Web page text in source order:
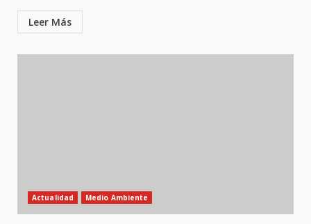
Leer Más
Actualidad Medio Ambiente